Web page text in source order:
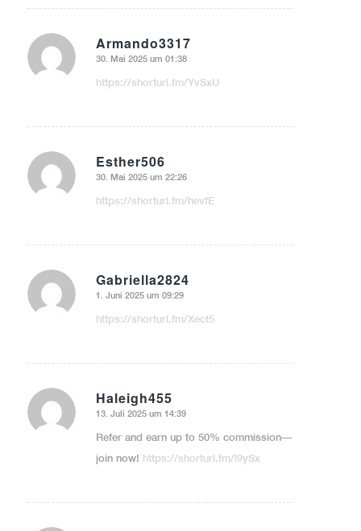
Armando3317
sagte:
30. Mai 2025 um 01:38
https://shorturl.fm/YvSxU
Esther506
sagte:
30. Mai 2025 um 22:26
https://shorturl.fm/hevfE
Gabriella2824
sagte:
1. Juni 2025 um 09:29
https://shorturl.fm/Xect5
Haleigh455
sagte:
13. Juli 2025 um 14:39
Refer and earn up to 50% commission—
join now! https://shorturl.fm/l9ySx